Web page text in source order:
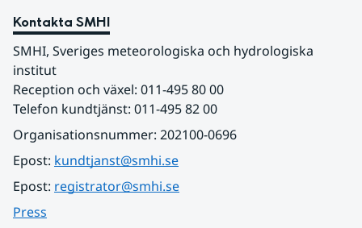
Kontakta SMHI
SMHI, Sveriges meteorologiska och hydrologiska
institut
Reception och växel: 011-495 80 00
Telefon kundtjänst: 011-495 82 00
Organisationsnummer: 202100-0696
Epost: kundtjanst@smhi.se
Epost: registrator@smhi.se
Press